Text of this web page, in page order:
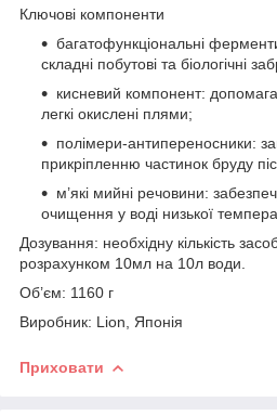
Ключові компоненти
багатофункціональні
складні побутові та біологічні
кисневий компонент:
легкі окислені плями;
полімери-антипереносники:
прикріпленню частинок бруду
м’які мийні речовини:
очищення у воді низької
Дозування: необхідну кількість
розрахунком 10мл на 10л води.
Об’єм: 1160 г
Виробник: Lion, Японія
Приховати